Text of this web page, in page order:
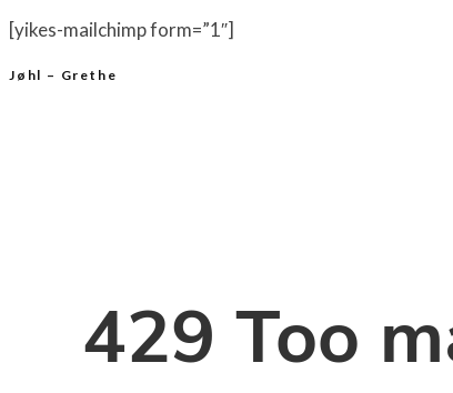
[yikes-mailchimp form=”1″]
Jøhl – Grethe